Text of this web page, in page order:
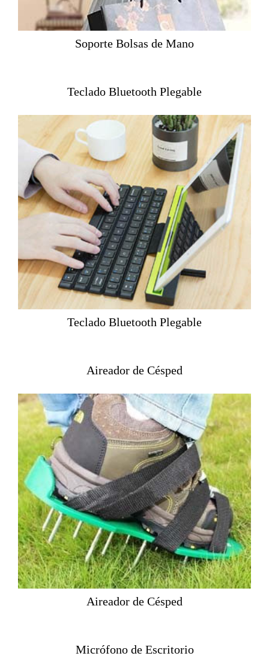
Soporte Bolsas de Mano
Teclado Bluetooth Plegable
Teclado Bluetooth Plegable
Aireador de Césped
Aireador de Césped
Micrófono de Escritorio